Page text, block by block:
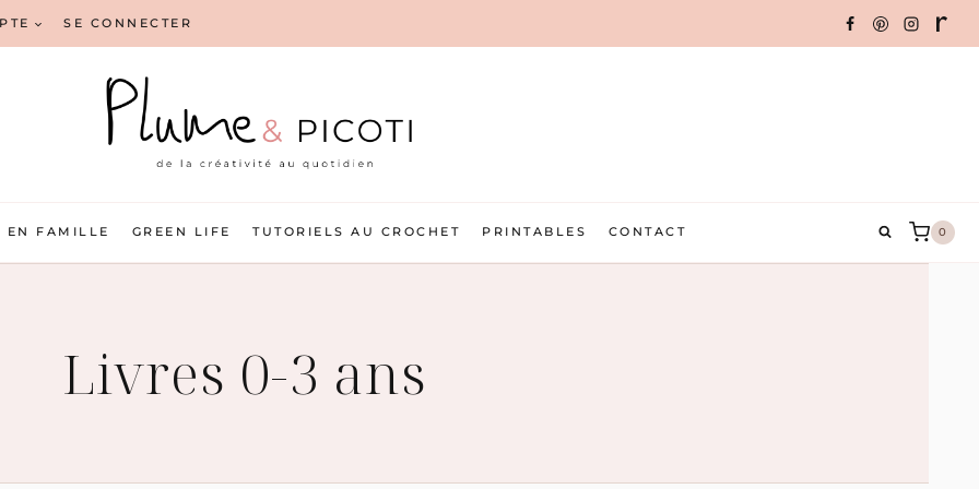
SE CONNECTER
EN FAMILLE GREEN LIFE TUTORIELS AU CROCHET PRINTABLES CONTACT 0
Livres 0-3 ans